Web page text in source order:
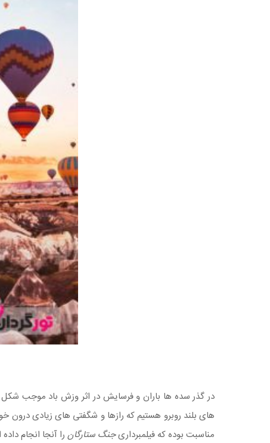
در گذر سده ها باران و فرسایش در اثر وزش باد موجب
های بلند روبرو هستیم که رازها و شگفتی های زیادی درون
مناسبت بوده که فیلمبرداریجنگ ستارگانرا آنجا انجام داده اند. در سال 1985 کاپادوکیا در فهرست یونسکو به عنوان میراث